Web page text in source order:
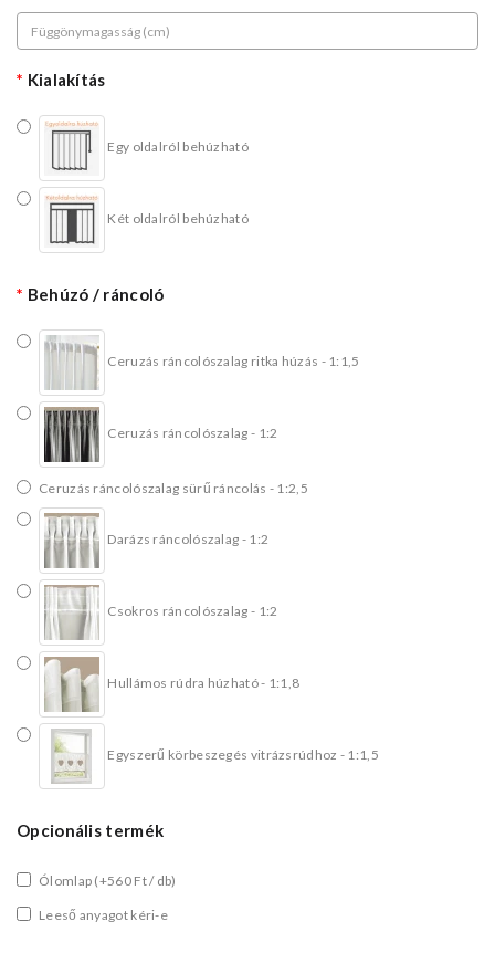
Kialakítás
Egy oldalról behúzható
Két oldalról behúzható
Behúzó / ráncoló
Ceruzás ráncolószalag ritka húzás - 1:1,5
Ceruzás ráncolószalag - 1:2
Ceruzás ráncolószalag sürű ráncolás - 1:2,5
Darázs ráncolószalag - 1:2
Csokros ráncolószalag - 1:2
Hullámos rúdra húzható - 1:1,8
Egyszerű körbeszegés vitrázsrúdhoz - 1:1,5
Opcionális termék
Ólomlap (+560 Ft / db)
Leeső anyagot kéri-e